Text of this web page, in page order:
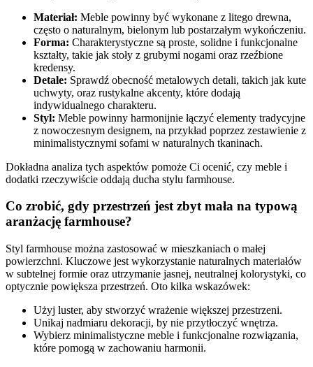
Materiał: Meble powinny być wykonane z litego drewna,
często o naturalnym, bielonym lub postarzałym wykończeniu.
Forma: Charakterystyczne są proste, solidne i funkcjonalne
kształty, takie jak stoły z grubymi nogami oraz rzeźbione
kredensy.
Detale: Sprawdź obecność metalowych detali, takich jak kute
uchwyty, oraz rustykalne akcenty, które dodają
indywidualnego charakteru.
Styl: Meble powinny harmonijnie łączyć elementy tradycyjne
z nowoczesnym designem, na przykład poprzez zestawienie z
minimalistycznymi sofami w naturalnych tkaninach.
Dokładna analiza tych aspektów pomoże Ci ocenić, czy meble i
dodatki rzeczywiście oddają ducha stylu farmhouse.
Co zrobić, gdy przestrzeń jest zbyt mała na typową
aranżację farmhouse?
Styl farmhouse można zastosować w mieszkaniach o małej
powierzchni. Kluczowe jest wykorzystanie naturalnych materiałów
w subtelnej formie oraz utrzymanie jasnej, neutralnej kolorystyki, co
optycznie powiększa przestrzeń. Oto kilka wskazówek:
Użyj luster, aby stworzyć wrażenie większej przestrzeni.
Unikaj nadmiaru dekoracji, by nie przytłoczyć wnętrza.
Wybierz minimalistyczne meble i funkcjonalne rozwiązania,
które pomogą w zachowaniu harmonii.